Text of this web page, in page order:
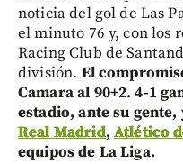
noticia del gol de Las
el minuto 76 y, con los
Racing Club de
división. El
Camara al 90+2. 4-1
estadio, ante su
Real Madrid, Atlético
equipos de La Liga.